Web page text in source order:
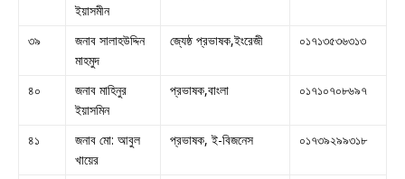
ইয়াসমীন
৩৯
জনাব সালাহউদ্দিন
মাহমুদ
জ্যেষ্ঠ প্রভাষক,ইংরেজী ০১৭১৩৫৩৬৩১৩
৪০
জনাব মাহিনুর
ইয়াসমিন
প্রভাষক,বাংলা ০১৭১০৭০৮৬৯৭
৪১
জনাব মো: আবুল
খায়ের
প্রভাষক, ই-বিজনেস ০১৭৩৯২৯৯৩১৮